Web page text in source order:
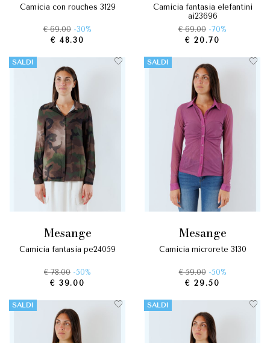
camicia con rouches 3129
€ 69.00 -30%
€ 48.30
camicia fantasia elefantini
ai23696
€ 69.00 -70%
€ 20.70
SALDI
mesange
camicia fantasia pe24059
€ 78.00 -50%
€ 39.00
SALDI
mesange
camicia microrete 3130
€ 59.00 -50%
€ 29.50
SALDI SALDI